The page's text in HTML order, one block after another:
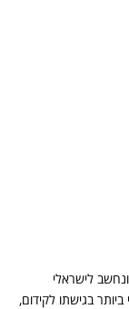
על יוון כבר מעל 20 שנה ונחשב לישראלי
ביותר בגישתו לקידום,